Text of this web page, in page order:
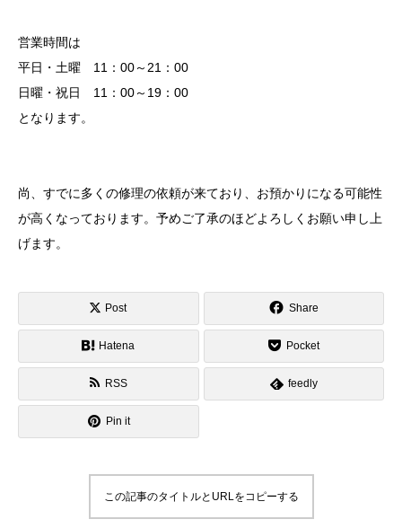
営業時間は
平日・土曜 11：00～21：00
日曜・祝日 11：00～19：00
となります。
尚、すでに多くの修理の依頼が来ており、お預かりになる可能性
が高くなっております。予めご了承のほどよろしくお願い申し上
げます。
Post Share
Hatena Pocket
RSS feedly
Pin it
この記事のタイトルとURLをコピーする